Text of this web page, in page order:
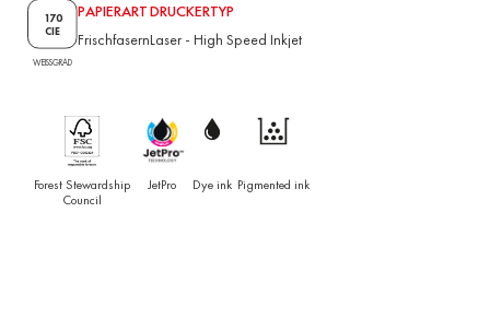
170
CIE
WEISSGRAD
PAPIERART
Frischfasern
DRUCKERTYP
Laser - High Speed Inkjet
Forest Stewardship
Council
JetPro Dye ink Pigmented ink